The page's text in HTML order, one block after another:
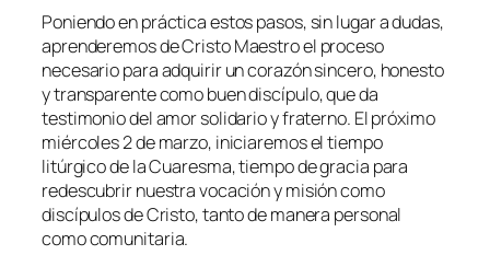
Poniendo en práctica estos pasos, sin lugar a dudas,
aprenderemos de Cristo Maestro el proceso
necesario para adquirir un corazón sincero, honesto
y transparente como buen discípulo, que da
testimonio del amor solidario y fraterno. El próximo
miércoles 2 de marzo, iniciaremos el tiempo
litúrgico de la Cuaresma, tiempo de gracia para
redescubrir nuestra vocación y misión como
discípulos de Cristo, tanto de manera personal
como comunitaria.